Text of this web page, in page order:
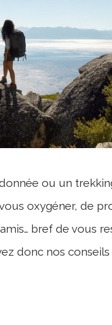
ou un
oxygéner, de
bref de vous
donc nos